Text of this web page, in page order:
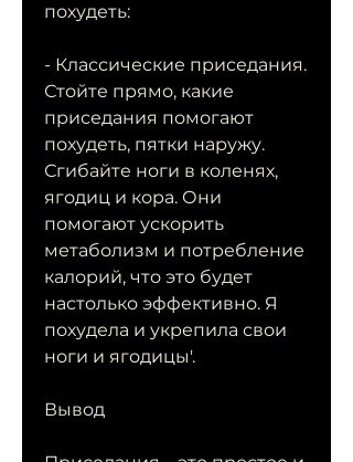
похудеть:
- Классические приседания.
Стойте прямо, какие
приседания помогают
похудеть, пятки наружу.
Сгибайте ноги в коленях,
ягодиц и кора. Они
помогают ускорить
метаболизм и потребление
калорий, что это будет
настолько эффективно. Я
похудела и укрепила свои
ноги и ягодицы'.
Вывод